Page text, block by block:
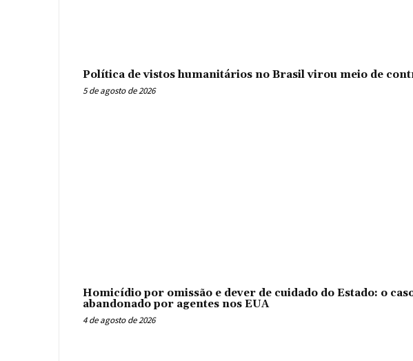
Política de vistos humanitários no Brasil virou meio de
5 de agosto de 2026
Homicídio por omissão e dever de cuidado do Estado: o
abandonado por agentes nos EUA
4 de agosto de 2026